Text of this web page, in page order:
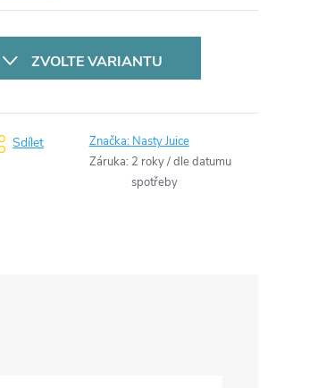
ZVOLTE VARIANTU
Sdílet Značka: Nasty Juice
Záruka: 2 roky / dle datumu
spotřeby